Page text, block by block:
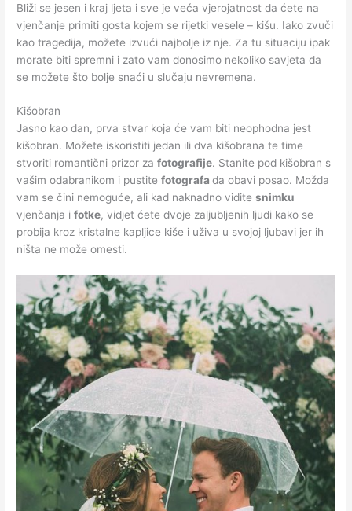
Bliži se jesen i kraj ljeta i sve je veća vjerojatnost da ćete na
vjenčanje primiti gosta kojem se rijetki vesele – kišu. Iako zvuči
kao tragedija, možete izvući najbolje iz nje. Za tu situaciju ipak
morate biti spremni i zato vam donosimo nekoliko savjeta da
se možete što bolje snaći u slučaju nevremena.
Kišobran
Jasno kao dan, prva stvar koja će vam biti neophodna jest
kišobran. Možete iskoristiti jedan ili dva kišobrana te time
stvoriti romantični prizor zafotografije. Stanite pod kišobran s
vašim odabranikom i pustitefotografada obavi posao. Možda
vam se čini nemoguće, ali kad naknadno viditesnimku
vjenčanja ifotke, vidjet ćete dvoje zaljubljenih ljudi kako se
probija kroz kristalne kapljice kiše i uživa u svojoj ljubavi jer ih
ništa ne može omesti.